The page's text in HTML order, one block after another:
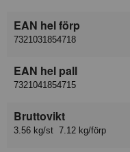
EAN hel förp
7321031854718
EAN hel pall
7321041854715
Bruttovikt
3.56 kg/st 7.12 kg/förp